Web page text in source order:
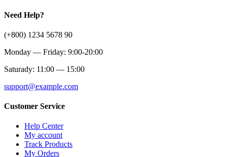
Need Help?
(+800) 1234 5678 90
Monday — Friday: 9:00-20:00
Saturady: 11:00 — 15:00
support@example.com
Customer Service
Help Center
My account
Track Products
My Orders